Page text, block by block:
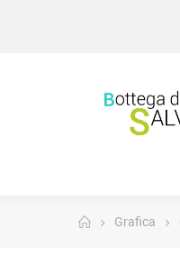
Grafica